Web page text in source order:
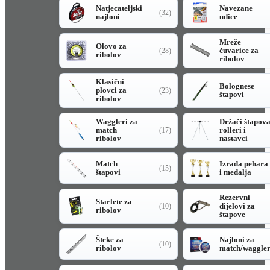
Natjecateljski
najloni
(32)
Navezane
udice
Olovo za
ribolov
(28)
Mreže
čuvarice za
ribolov
Klasični
plovci za
ribolov
(23)
Bolognese
štapovi
Waggleri za
match
ribolov
(17)
Držači štapova
rolleri i
nastavci
Match
štapovi
(15)
Izrada pehara
i medalja
Starlete za
ribolov
(10)
Rezervni
dijelovi za
štapove
Šteke za
ribolov
(10)
Najloni za
match/waggler